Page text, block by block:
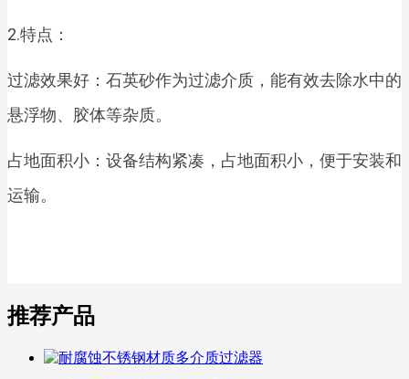
2.特点：
过滤效果好：石英砂作为过滤介质，能有效去除水中的
悬浮物、胶体等杂质。
占地面积小：设备结构紧凑，占地面积小，便于安装和
运输。
推荐产品